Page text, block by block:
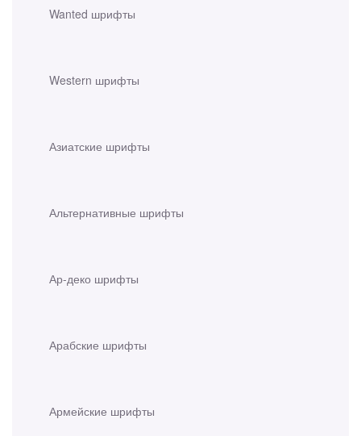
Wanted шрифты
Western шрифты
Азиатские шрифты
Альтернативные шрифты
Ар-деко шрифты
Арабские шрифты
Армейские шрифты